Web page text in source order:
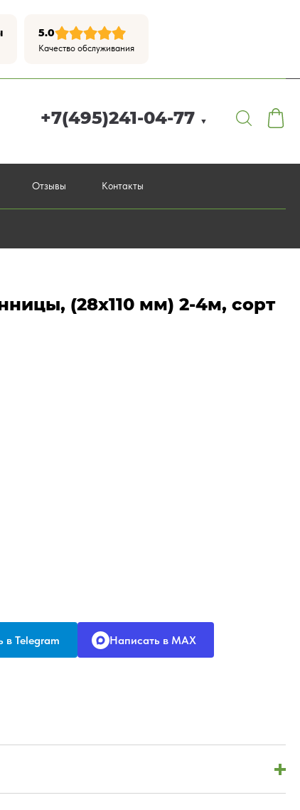
5.0
Качество обслуживания
+7(495)241-04-77 ▼
Отзывы Контакты
(28х110 мм) 2-4м, сорт
в Telegram Написать в MAX